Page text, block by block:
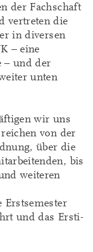
der Fachschaft
vertreten die
in diversen
– eine
– und der
unten
wir uns
von der
über die
bis
weiteren
und das Ersti-